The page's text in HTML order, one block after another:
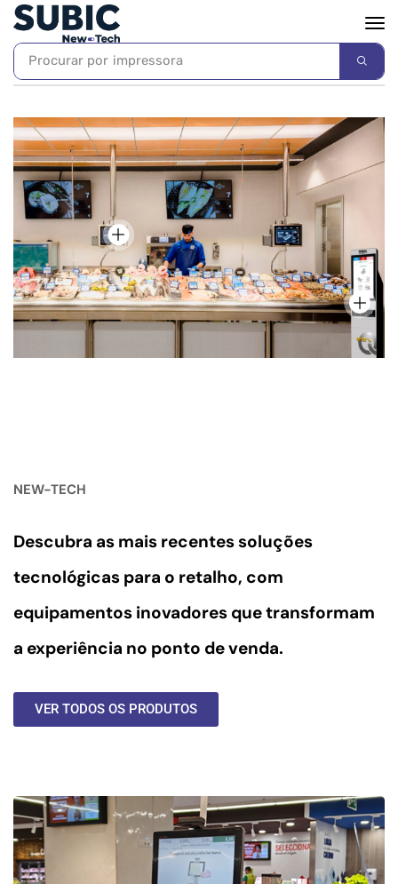
Procurar por impressora
NEW-TECH
Descubra as mais recentes soluções
tecnológicas para o retalho, com
equipamentos inovadores que transformam
a experiência no ponto de venda.
VER TODOS OS PRODUTOS